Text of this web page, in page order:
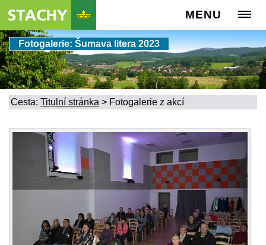
MENU
Fotogalerie: Šumava litera 2023
Cesta: Titulní stránka > Fotogalerie z akcí